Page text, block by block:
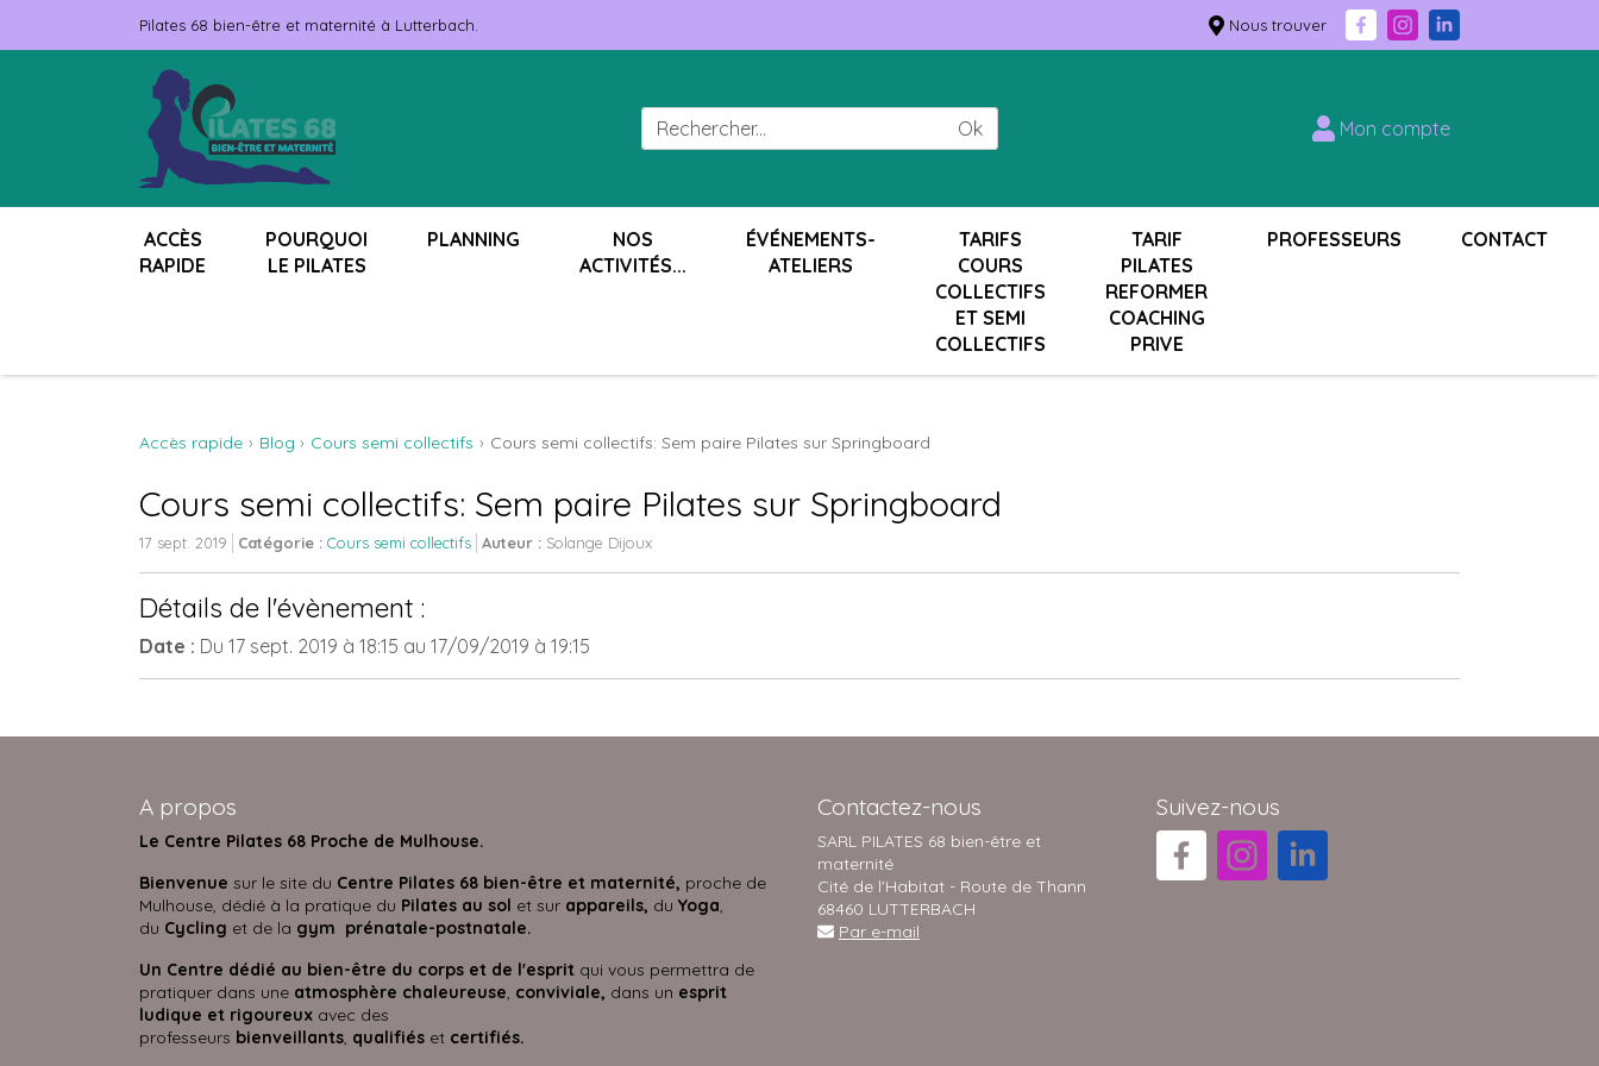
Pilates 68 bien-être et maternité à Lutterbach. Nous trouver
Ok Mon compte
ACCÈS
RAPIDE
POURQUOI
LE PILATES
PLANNING
NOS
ACTIVITÉS...
ÉVÉNEMENTS-
ATELIERS
TARIFS
COURS
COLLECTIFS
ET SEMI
COLLECTIFS
TARIF
PILATES
REFORMER
COACHING
PRIVE
PROFESSEURS CONTACT
Accès rapide Blog Cours semi collectifs Cours semi collectifs: Sem paire Pilates sur Springboard
Cours semi collectifs: Sem paire Pilates sur Springboard
17 sept. 2019 Catégorie : Cours semi collectifs Auteur : Solange Dijoux
Détails de l'évènement :
Date : Du 17 sept. 2019 à 18:15 au 17/09/2019 à 19:15
A propos
Le Centre Pilates 68 Proche de Mulhouse.
Bienvenue sur le site du Centre Pilates 68 bien-être et maternité, proche de
Mulhouse, dédié à la pratique du Pilates au sol et sur appareils, du Yoga,
du Cycling et de la gym prénatale-postnatale.
Un Centre dédié au bien-être du corps et de l'esprit qui vous permettra de
pratiquer dans une atmosphère chaleureuse, conviviale, dans un esprit
ludique et rigoureux avec des
professeurs bienveillants, qualifiés et certifiés.
Contactez-nous
SARL PILATES 68 bien-être et
maternité
Cité de l'Habitat - Route de Thann
68460 LUTTERBACH
Par e-mail
Suivez-nous